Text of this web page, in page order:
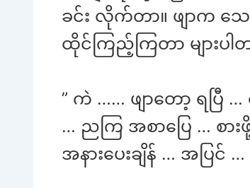
ခင်း လိုက်တာ။ ဖျာက သ
ထိုင်ကြည့်ကြတာ များပါ
” ကဲ …… ဖျာတော့ ရပ
… ညကြ အစာပြေ … စ
အနားပေးချိန် … အပြင်